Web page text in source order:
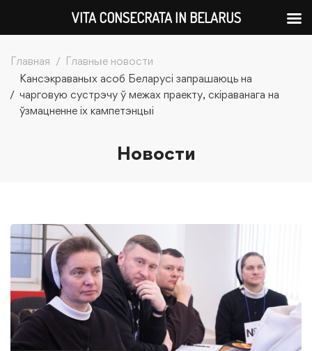
Главная
Главные новости
Кансэкраваных асоб Беларусі запрашаюць на
чарговую сустрэчу ў межах праекту, скіраванага на
ўзмацненне іх кампетэнцыі
Новости
VITA CONSECRATA IN BELARUS